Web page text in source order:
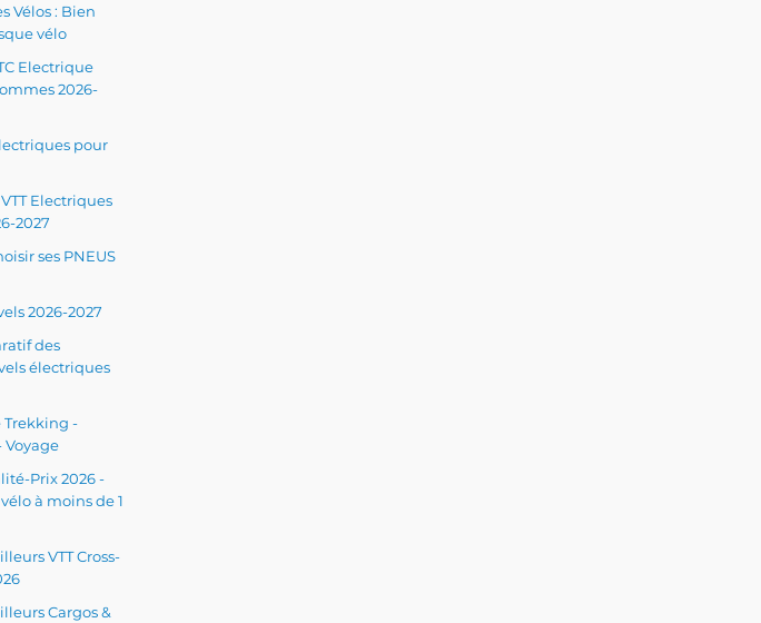
Vélos : Bien
vélo
Electrique
2026-
pour
Electriques
2027
ses PNEUS
2026-2027
des
électriques
Trekking -
Voyage
Prix 2026 -
à moins de 1
VTT Cross-
Cargos &